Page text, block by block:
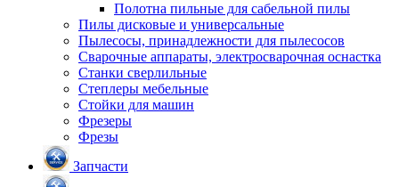
Полотна пильные для сабельной пилы
Пилы дисковые и универсальные
Пылесосы, принадлежности для пылесосов
Сварочные аппараты, электросварочная оснастка
Станки сверлильные
Степлеры мебельные
Стойки для машин
Фрезеры
Фрезы
Запчасти